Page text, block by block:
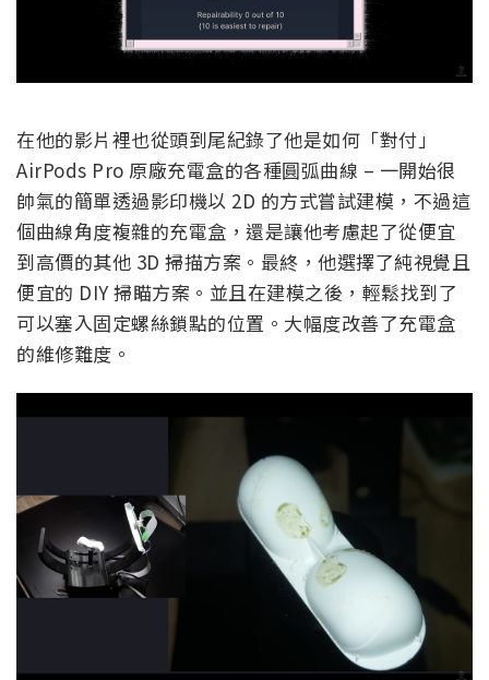
在他的影片裡也從頭到尾紀錄了他是如何「對付」
AirPods Pro 原廠充電盒的各種圓弧曲線 – 一開始很
帥氣的簡單透過影印機以 2D 的方式嘗試建模，不過這
個曲線角度複雜的充電盒，還是讓他考慮起了從便宜
到高價的其他 3D 掃描方案。最終，他選擇了純視覺且
便宜的 DIY 掃瞄方案。並且在建模之後，輕鬆找到了
可以塞入固定螺絲鎖點的位置。大幅度改善了充電盒
的維修難度。